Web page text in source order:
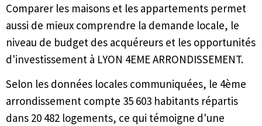
Comparer les maisons et les appartements permet
aussi de mieux comprendre la demande locale, le
niveau de budget des acquéreurs et les opportunités
d'investissement à LYON 4EME ARRONDISSEMENT.
Selon les données locales communiquées, le 4ème
arrondissement compte 35 603 habitants répartis
dans 20 482 logements, ce qui témoigne d'une